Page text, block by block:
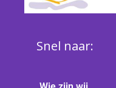
Snel naar: